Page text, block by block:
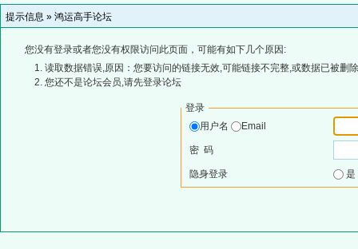
提示信息 » 鸿运高手论坛
您没有登录或者您没有权限访问此页面，可能有如下几个原因:
读取数据错误,原因：您要访问的链接无效,可能链接不完整,或数据已被删
您还不是论坛会员,请先登录论坛
登录
用户名
Email
密 码
隐身登录